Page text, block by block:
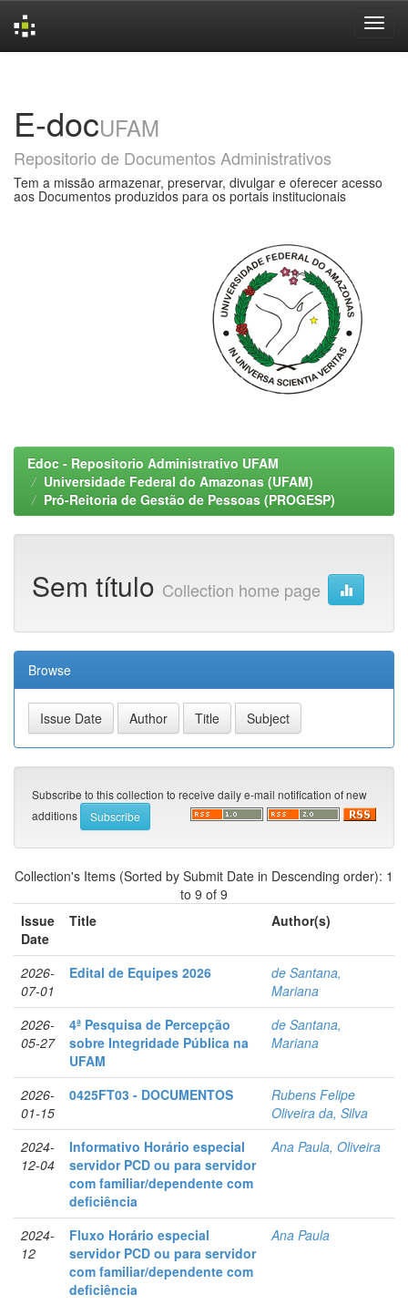
E-docUFAM
Repositorio de Documentos Administrativos
Tem a missão armazenar, preservar, divulgar e oferecer acesso
aos Documentos produzidos para os portais institucionais
Edoc - Repositorio Administrativo UFAM
Universidade Federal do Amazonas (UFAM)
Pró-Reitoria de Gestão de Pessoas (PROGESP)
Sem título Collection home page
Browse
Subscribe to this collection to receive daily e-mail notification of new
additions
Collection's Items (Sorted by Submit Date in Descending order): 1
to 9 of 9
Issue
Date
Title Author(s)
2026-
07-01
Edital de Equipes 2026
de Santana,
Mariana
2026-
05-27
4ª Pesquisa de Percepção
sobre Integridade Pública na
UFAM
de Santana,
Mariana
2026-
01-15
0425FT03 - DOCUMENTOS
Rubens Felipe
Oliveira da, Silva
2024-
12-04
Informativo Horário especial
servidor PCD ou para servidor
com familiar/dependente com
deficiência
Ana Paula, Oliveira
2024-
12
Fluxo Horário especial
servidor PCD ou para servidor
com familiar/dependente com
deficiência
Ana Paula